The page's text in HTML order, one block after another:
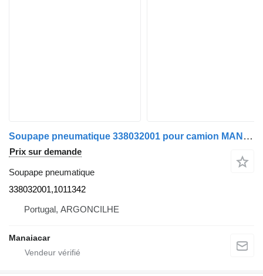
Soupape pneumatique 338032001 pour camion MAN TGA | 00
Prix sur demande
Soupape pneumatique
338032001,1011342
Portugal, ARGONCILHE
Manaiacar